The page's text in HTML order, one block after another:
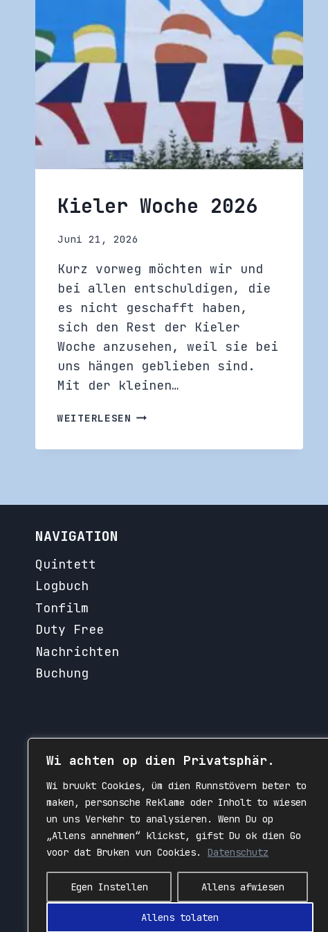
Wi achten op dien Privatsphär.
Wi bruukt Cookies, üm dien Runnstövern beter to
maken, personsche Reklame oder Inholt to wiesen
un uns Verkehr to analysieren. Wenn Du op
„Allens annehmen“ klickst, gifst Du ok dien Go
voor dat Bruken vun Cookies.
Datenschutz
Egen Instellen Allens afwiesen
Allens tolaten
Kieler Woche 2026
Juni 21, 2026
Kurz vorweg möchten wir und
bei allen entschuldigen, die
es nicht geschafft haben,
sich den Rest der Kieler
Woche anzusehen, weil sie bei
uns hängen geblieben sind.
Mit der kleinen…
WEITERLESEN KIELER
2026
NAVIGATION
Quintett
Logbuch
Tonfilm
Duty Free
Nachrichten
Buchung